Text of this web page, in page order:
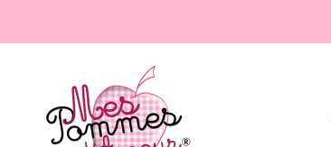
Mes Pommes D'Amour Cadeaux naissance